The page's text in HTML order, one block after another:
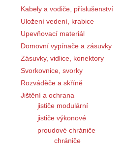
Kabely a vodiče, příslušenství
Uložení vedení, krabice
Upevňovací materiál
Domovní vypínače a zásuvky
Zásuvky, vidlice, konektory
Svorkovnice, svorky
Rozváděče a skříně
Jištění a ochrana
jističe modulární
jističe výkonové
proudové chrániče
chrániče